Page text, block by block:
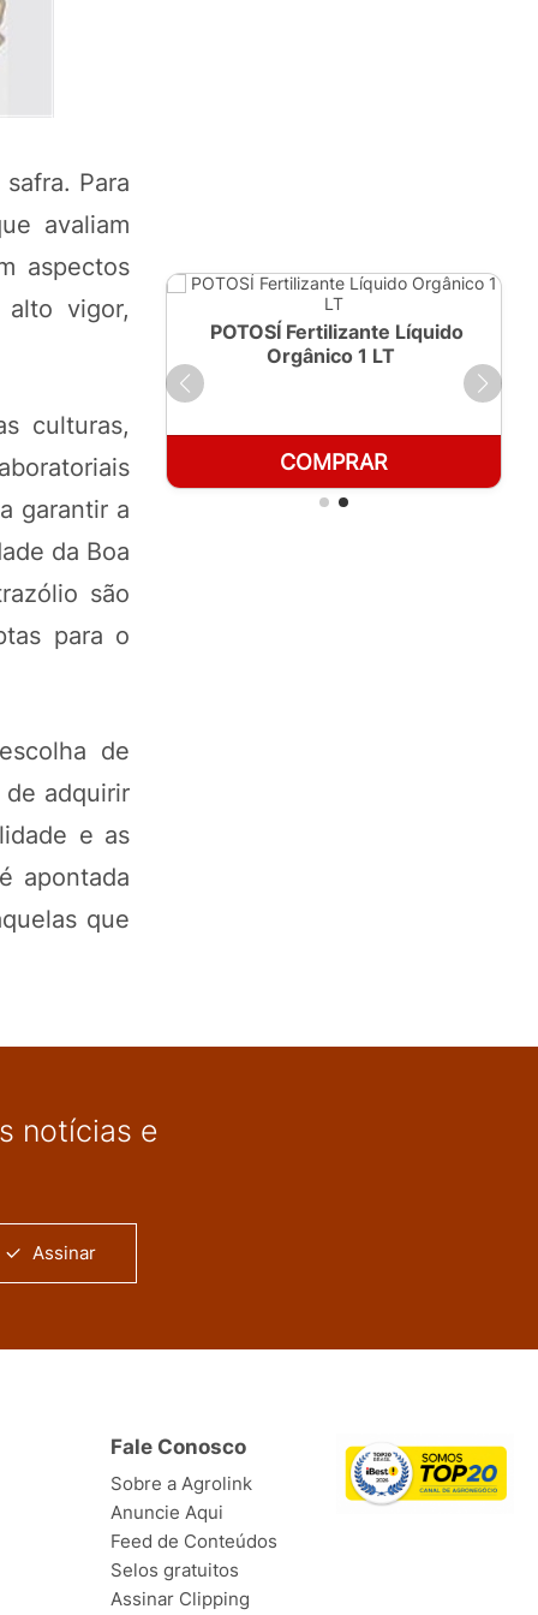
Para
avaliam
aspectos
alto vigor,
culturas,
garantir a
da Boa
são
para o
de
adquirir
e as
apontada
que
Líquido
POTOSÍ Fertilizante Líquido
Orgânico 1 LT
COMPRAR
notícias e
Assinar
Fale Conosco
Sobre a Agrolink
Anuncie Aqui
Feed de Conteúdos
Selos gratuitos
Assinar Clipping